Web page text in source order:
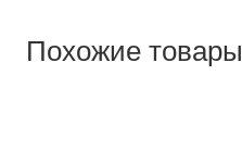
Похожие товары